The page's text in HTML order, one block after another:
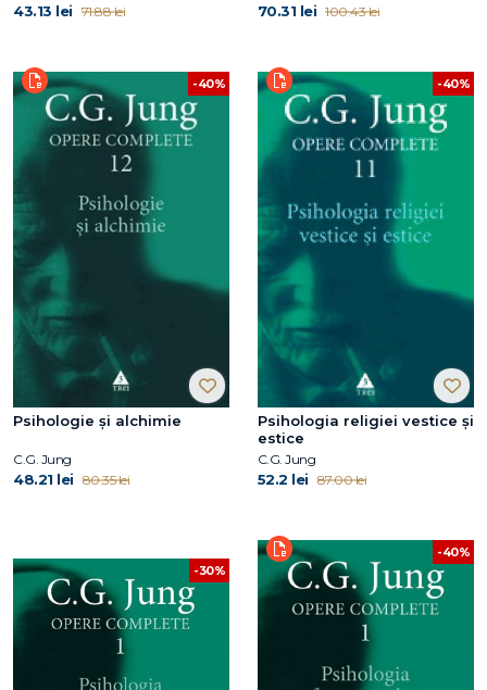
43.13 lei 71.88 lei 70.31 lei 100.43 lei
-40%
Psihologie și alchimie
C.G. Jung
48.21 lei 80.35 lei
-40%
Psihologia religiei vestice şi
estice
C.G. Jung
52.2 lei 87.00 lei
-30%
-40%